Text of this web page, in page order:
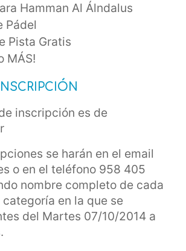
Hamman Al Álndalus
Pádel
Pista Gratis
MÁS!
inscripción es de
se harán en el email
o en el teléfono 958 405
nombre completo de cada
en la que se
del Martes 07/10/2014 a